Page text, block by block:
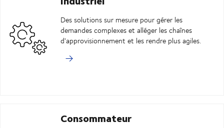
Des solutions sur mesure pour gérer les
demandes complexes et alléger les chaînes
d'approvisionnement et les rendre plus agiles.
Consommateur